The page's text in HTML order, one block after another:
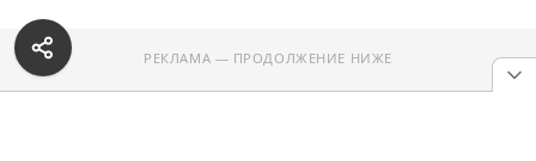
РЕКЛАМА — ПРОДОЛЖЕНИЕ НИЖЕ